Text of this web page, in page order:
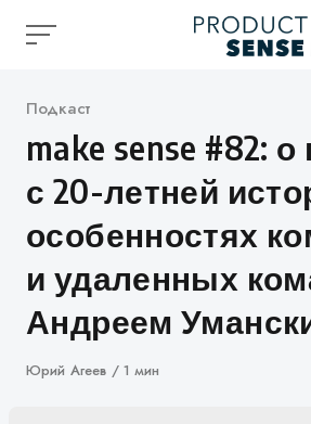
Категория
Подкаст
make sense #82:
с 20-летней
особенностях
и удаленных
Андреем
Автор
Юрий Агеев 1 мин